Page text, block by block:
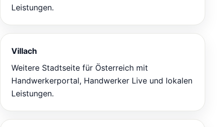
Leistungen.
Villach
Weitere Stadtseite für Österreich mit
Handwerkerportal, Handwerker Live und lokalen
Leistungen.